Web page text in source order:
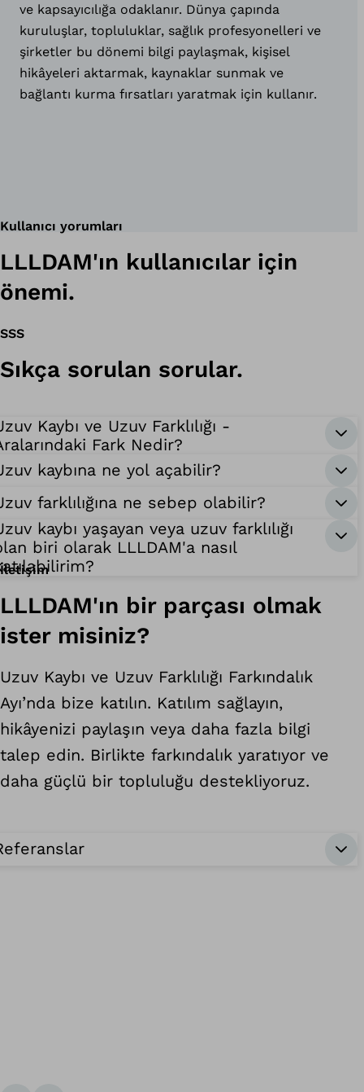
ve kapsayıcılığa odaklanır. Dünya çapında
kuruluşlar, topluluklar, sağlık profesyonelleri ve
şirketler bu dönemi bilgi paylaşmak, kişisel
hikâyeleri aktarmak, kaynaklar sunmak ve
bağlantı kurma fırsatları yaratmak için kullanır.
Kullanıcı yorumları
LLLDAM'ın kullanıcılar için
önemi.
SSS
Sıkça sorulan sorular.
Kaybı ve Uzuv Farklılığı -
Fark Nedir?
kaybına ne yol açabilir?
farklılığına ne sebep olabilir?
kaybı yaşayan veya uzuv farklılığı
biri olarak LLLDAM'a nasıl
İletişim
LLLDAM'ın bir parçası olmak
ister misiniz?
Uzuv Kaybı ve Uzuv Farklılığı Farkındalık
Ayı’nda bize katılın. Katılım sağlayın,
hikâyenizi paylaşın veya daha fazla bilgi
talep edin. Birlikte farkındalık yaratıyor ve
daha güçlü bir topluluğu destekliyoruz.